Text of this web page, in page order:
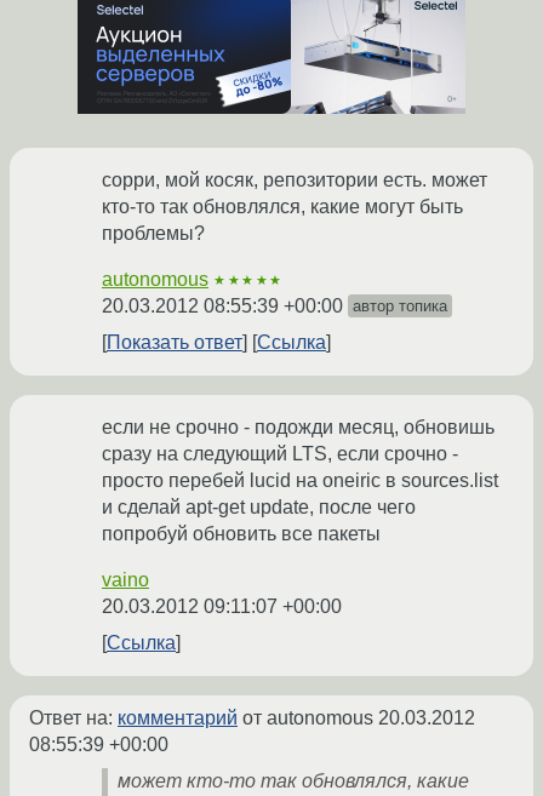
cорри, мой косяк, репозитории есть. может
кто-то так обновлялся, какие могут быть
проблемы?
autonomous ★★★★★
20.03.2012 08:55:39 +00:00 автор топика
Показать ответ Ссылка
если не срочно - подожди месяц, обновишь
сразу на следующий LTS, если срочно -
просто перебей lucid на oneiric в sources.list
и сделай apt-get update, после чего
попробуй обновить все пакеты
vaino
20.03.2012 09:11:07 +00:00
Ссылка
Ответ на: комментарий от autonomous 20.03.2012
08:55:39 +00:00
может кто-то так обновлялся, какие